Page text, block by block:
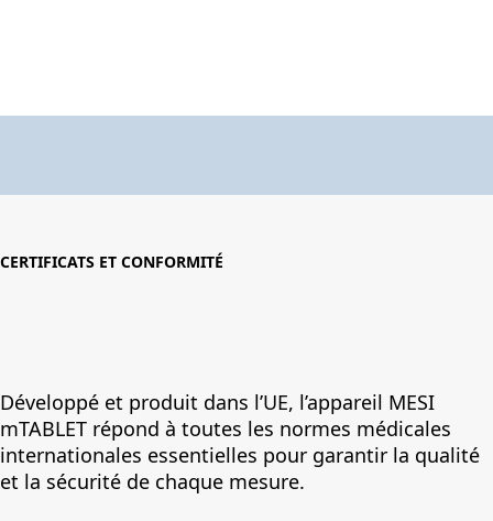
CERTIFICATS ET CONFORMITÉ
Développé et produit dans l’UE, l’appareil MESI
mTABLET répond à toutes les normes médicales
internationales essentielles pour garantir la qualité
et la sécurité de chaque mesure.